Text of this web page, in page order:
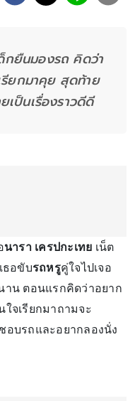
กยืนมองรถ คิดว่า
รียกมาคุย สุดท้าย
ป็นเรื่องราวดีดี
นารา เครปกะเทย เน็ต
ธอขับรถหรูคู่ใจไปเจอ
าน ตอนแรกคิดว่าอยาก
จเรียกมาถามจะ
อบรถและอยากลองนั่ง